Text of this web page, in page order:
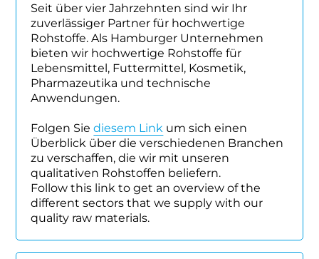
Seit über vier Jahrzehnten sind wir Ihr
zuverlässiger Partner für hochwertige
Rohstoffe. Als Hamburger Unternehmen
bieten wir hochwertige Rohstoffe für
Lebensmittel, Futtermittel, Kosmetik,
Pharmazeutika und technische
Anwendungen.
Folgen Siediesem Link um sich einen
Überblick über die verschiedenen Branchen
zu verschaffen, die wir mit unseren
qualitativen Rohstoffen beliefern.
Follow this link to get an overview of the
different sectors that we supply with our
quality raw materials.